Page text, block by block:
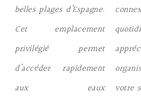
belles plages d’Espagne.
Cet emplacement
privilégié permet
d’accéder rapidement
aux eaux
votre